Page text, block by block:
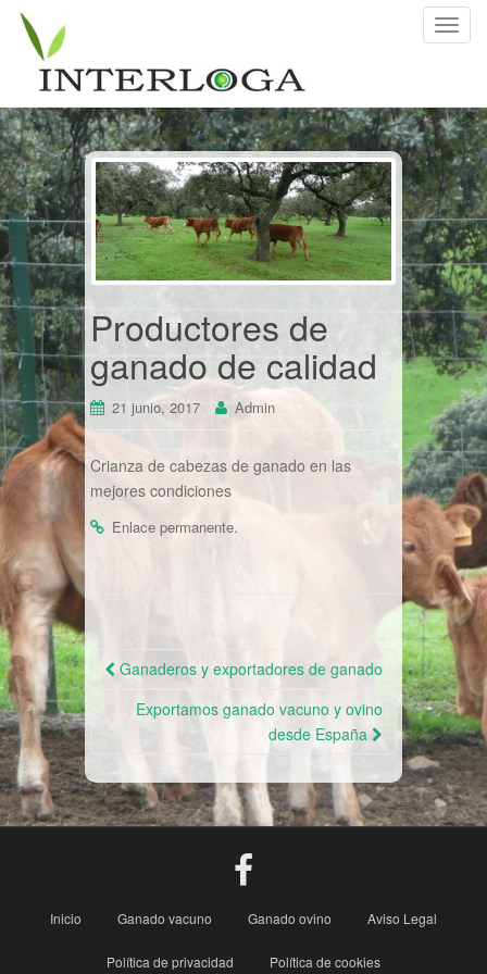
C
b
i
a
r
n
a
v
e
g
a
c
i
ó
n
Productores de
ganado de calidad
21 junio, 2017 Admin
Crianza de cabezas de ganado en las
mejores condiciones
Enlace permanente.
Navegación
entrada
Ganaderos y exportadores de ganado
Exportamos ganado vacuno y ovino
desde España
Inicio Ganado vacuno Ganado ovino Aviso Legal
Política de privacidad Política de cookies